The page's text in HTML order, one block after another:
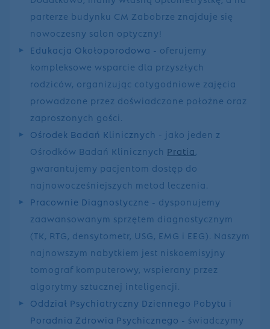
parterze budynku CM Zabobrze znajduje się
nowoczesny salon optyczny!
Edukacja Okołoporodowa - oferujemy
kompleksowe wsparcie dla przyszłych
rodziców, organizując cotygodniowe zajęcia
prowadzone przez doświadczone położne oraz
zaproszonych gości.
Ośrodek Badań Klinicznych - jako jeden z
Ośrodków Badań Klinicznych Pratia
gwarantujemy pacjentom dostęp do
najnowocześniejszych metod leczenia.
Pracownie Diagnostyczne - dysponujemy
zaawansowanym sprzętem diagnostycznym
(TK, RTG, densytometr, USG, EMG i EEG). Naszym
najnowszym nabytkiem jest niskoemisyjny
tomograf komputerowy, wspierany przez
algorytmy sztucznej inteligencji.
Oddział Psychiatryczny Dziennego Pobytu i
Poradnia Zdrowia Psychicznego - świadczymy